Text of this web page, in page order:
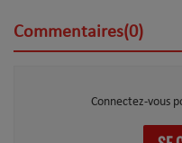
Commentaires(0)
Connectez-vous